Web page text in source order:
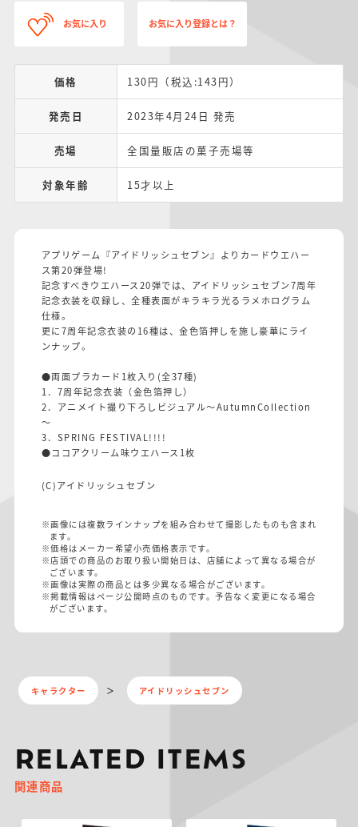
お気に入り お気に入り登録とは？
価格 130円（税込:143円）
発売日 2023年4月24日 発売
売場 全国量販店の菓子売場等
対象年齢 15才以上
アプリゲーム『アイドリッシュセブン』よりカードウエハー
ス第20弾登場!
記念すべきウエハース20弾では、アイドリッシュセブン7周年
記念衣装を収録し、全種表面がキラキラ光るラメホログラム
仕様。
更に7周年記念衣装の16種は、金色箔押しを施し豪華にライ
ンナップ。
●両面プラカード1枚入り(全37種)
1．7周年記念衣装（金色箔押し）
2．アニメイト撮り下ろしビジュアル～AutumnCollection
～
3．SPRING FESTIVAL!!!!
●ココアクリーム味ウエハース1枚
(C)アイドリッシュセブン
※画像には複数ラインナップを組み合わせて撮影したものも含まれ
ます。
※価格はメーカー希望小売価格表示です。
※店頭での商品のお取り扱い開始日は、店舗によって異なる場合が
ございます。
※画像は実際の商品とは多少異なる場合がございます。
※掲載情報はページ公開時点のものです。予告なく変更になる場合
がございます。
キャラクター アイドリッシュセブン
RELATED ITEMS
関連商品